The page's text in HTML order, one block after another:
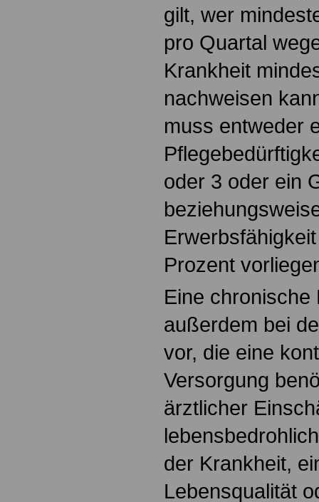
gilt, wer
pro Quartal
Krankheit
nachweisen
muss entweder
oder 3 oder ein
Prozent
Eine chronische
außerdem bei
vor, die eine
Versorgung
ärztlicher
der Krankheit,
Lebensqualität